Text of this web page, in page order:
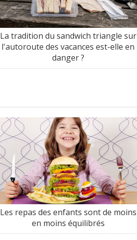
La tradition du sandwich triangle sur
l'autoroute des vacances est-elle en
danger ?
Les repas des enfants sont de moins
en moins équilibrés